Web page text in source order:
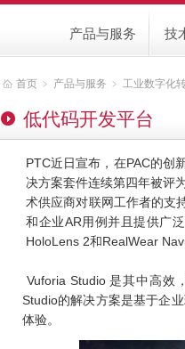
技
产品与服务
首页 ﹥ 产品与服务 ﹥ 工业数字化
低代码开发平台
PTC近日宣布，在PAC的创
决方案套件连续第四年被评
术供应商对联网工作者的支
和企业AR用例并且提供广
HoloLens 2和RealWear
Vuforia Studio 是其中高效
Studio的解决方案是基于企
体验。